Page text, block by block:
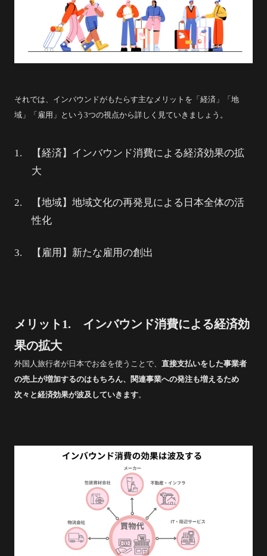
それでは、インバウンドがもたらす主なメリットを「経済」「地
域」「雇用」という3つの視点から詳しく見ていきましょう。
【経済】インバウンド消費による経済効果の拡
大
【地域】地域文化の再発見による日本全体の活
性化
【雇用】新たな雇用の創出
メリット1. インバウンド消費による経済効
果の拡大
外国人旅行者が日本でお金を使うことで、直接支払いをした事業者
の売上が増加するのはもちろん、関連事業への発注も増えるため
次々と経済効果が波及していきます。